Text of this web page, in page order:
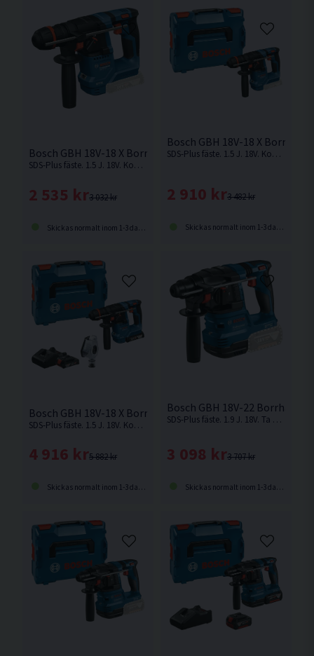
Bosch GBH 18V-18 X Borrhammare 18V
SDS-Plus fäste. 1.5 J. 18V. Kompakt 18V ONECHUCK borrhammare från Bosch med KickBack Control för säker användning. Levereras utan batteri och laddare i kartong.
3 032 kr
2 535 kr
Skickas normalt inom 1-3 dagar
Bosch GBH 18V-18 X
SDS-Plus fäste. 1.5 J. 18V. Kompakt 18V ONECHUCK borrhammare från Bosch med KickBack Control för säker användning. Levereras utan batteri och laddare.
3 482 kr
2 910 kr
Skickas normalt inom 1-3 dagar
Bosch GBH 18V-18 X Borrhammare 18V m. Dammutsug
SDS-Plus fäste. 1.5 J. 18V. Kompakt 18V ONECHUCK borrhammare från Bosch med KickBack Control för säker användning.
5 882 kr
4 916 kr
Skickas normalt inom 1-3 dagar
Bosch GBH 18V-22
SDS-Plus fäste. 1.9 J. 18V. Ta nästa steg med den mest kompakta och ergonomiska borrhammare från Bosch. Levereras utan batteri och laddare i kartong.
3 707 kr
3 098 kr
Skickas normalt inom 1-3 dagar